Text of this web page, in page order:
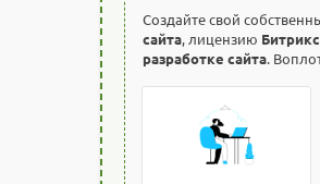
Создайте свой
сайта, лицензию Битрикс
разработке сайта.